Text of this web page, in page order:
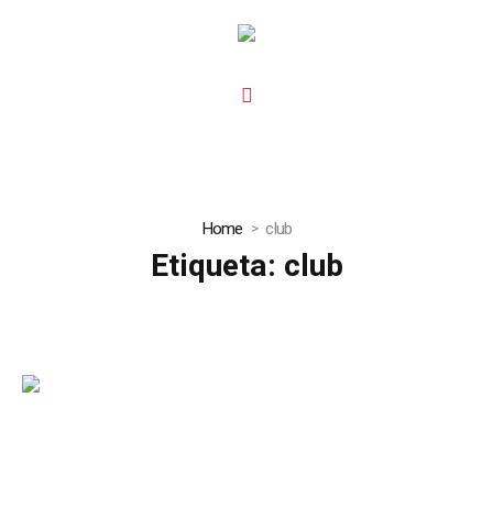
Home club
Etiqueta: club